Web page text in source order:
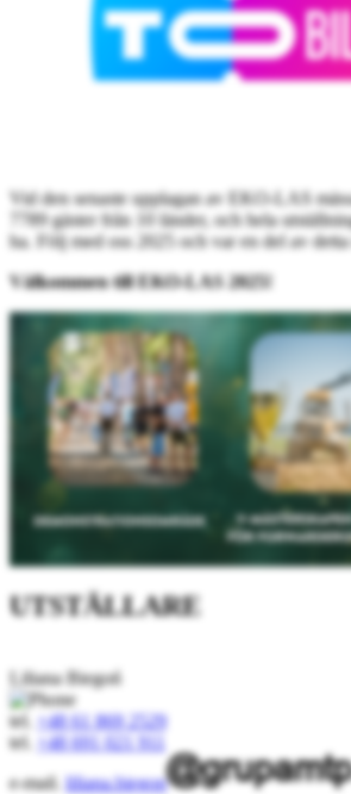
Vid den senaste upplagan av EKO-LAS
7789 gäster från 10 länder, och hela
ha. Följ med oss 2025 och var en del av
Välkommen till EKO-LAS 2025!
UTSTÄLLARE
Liliana Biegoń
tel.
+48 61 869 2529
tel.
+48 691 021 911
e-mail. liliana.biegon